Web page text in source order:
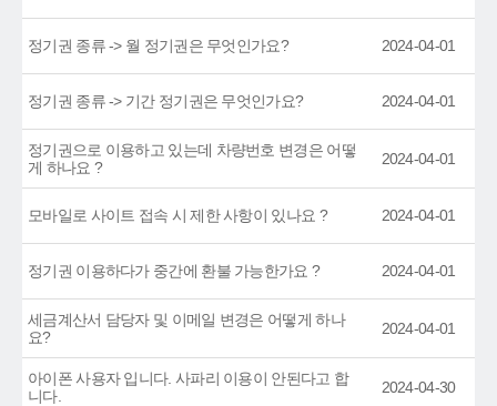
정기권 종류 -> 월 정기권은 무엇인가요? 2024-04-01
정기권 종류 -> 기간 정기권은 무엇인가요? 2024-04-01
정기권으로 이용하고 있는데 차량번호 변경은 어떻
게 하나요 ?
2024-04-01
모바일로 사이트 접속 시 제한 사항이 있나요 ? 2024-04-01
정기권 이용하다가 중간에 환불 가능한가요 ? 2024-04-01
세금계산서 담당자 및 이메일 변경은 어떻게 하나
요?
2024-04-01
아이폰 사용자 입니다. 사파리 이용이 안된다고 합
니다.
2024-04-30